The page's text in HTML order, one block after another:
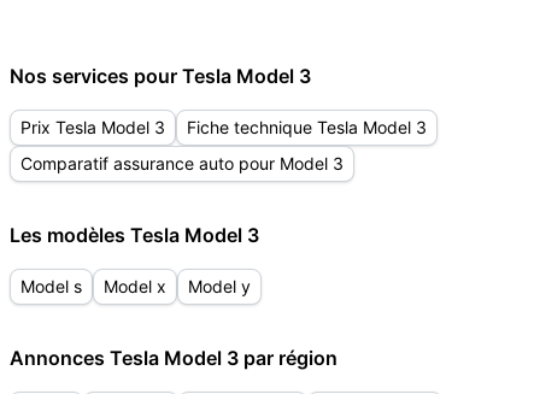
Nos services pour Tesla Model 3
Prix Tesla Model 3
Fiche technique Tesla Model 3
Comparatif assurance auto pour Model 3
Les modèles Tesla Model 3
Model s Model x Model y
Annonces Tesla Model 3 par région